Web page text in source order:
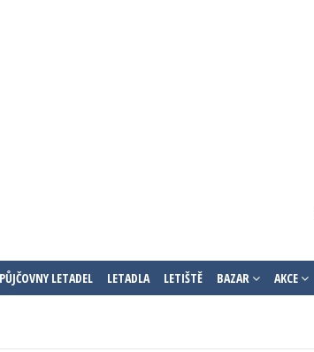
PŮJČOVNY LETADEL LETADLA LETIŠTĚ BAZAR AKCE